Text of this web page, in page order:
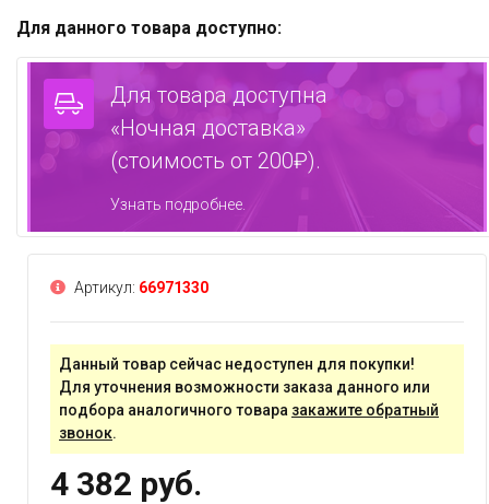
Для данного товара доступно:
Для товара доступна
«Ночная доставка»
(стоимость от 200₽).
Узнать подробнее.
Артикул: 66971330
Данный товар сейчас недоступен для покупки!
Для уточнения возможности заказа данного или
подбора аналогичного товара закажите обратный
звонок.
4 382 руб.